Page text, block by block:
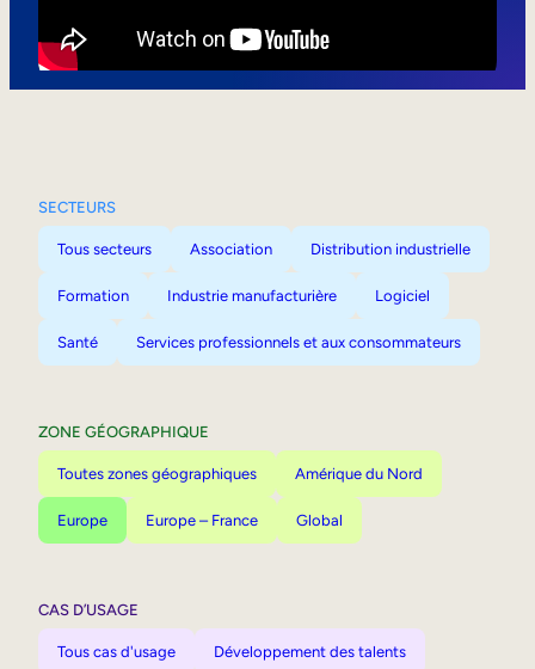
SECTEURS
Tous secteurs Association Distribution industrielle
Formation Industrie manufacturière Logiciel
Santé Services professionnels et aux consommateurs
ZONE GÉOGRAPHIQUE
Toutes zones géographiques Amérique du Nord
Europe Europe – France Global
CAS D’USAGE
Tous cas d'usage Développement des talents